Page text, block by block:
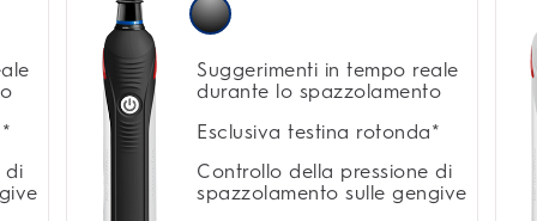
di
Suggerimenti in tempo reale
durante lo spazzolamento
Esclusiva testina rotonda*
Controllo della pressione di
spazzolamento sulle gengive